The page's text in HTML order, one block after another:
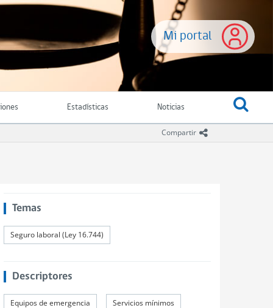
Mi portal
Estadísticas Noticias
Compartir icono compartir
Temas
Seguro laboral (Ley 16.744)
Descriptores
Equipos de emergencia Servicios mínimos